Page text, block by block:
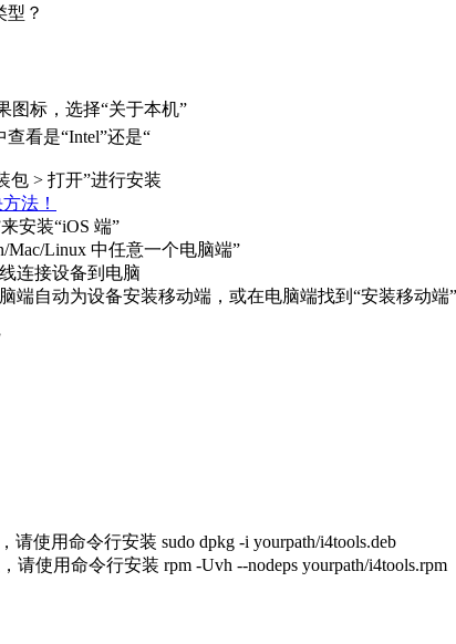
型？
图标，选择“关于本机”
查看是“Intel”还是“
包 > 打开”进行安装
法！
安装“iOS 端”
Mac/Linux 中任意一个电脑端”
连接设备到电脑
端自动为设备安装移动端，或在电脑端找到“安装移动端
请使用命令行安装 sudo dpkg -i yourpath/i4tools.deb
请使用命令行安装 rpm -Uvh --nodeps yourpath/i4tools.rpm